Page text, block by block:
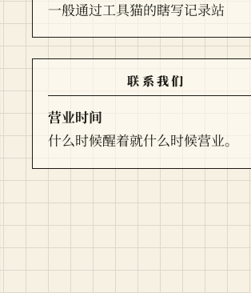
一般通过工具猫的瞎写记录站
联系我们
营业时间
什么时候醒着就什么时候营业。